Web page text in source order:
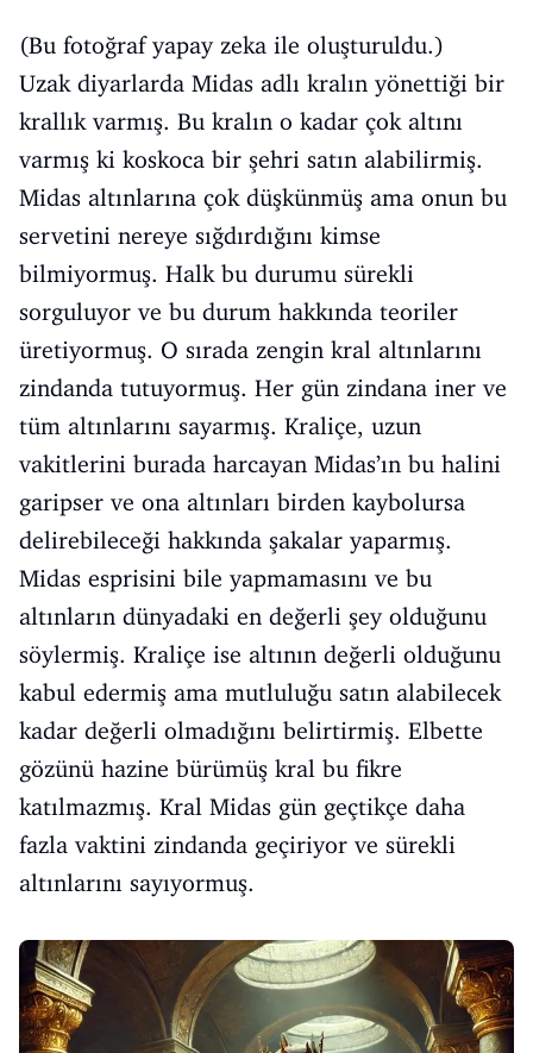
(Bu fotoğraf yapay zeka ile oluşturuldu.)
Uzak diyarlarda Midas adlı kralın yönettiği bir
krallık varmış. Bu kralın o kadar çok altını
varmış ki koskoca bir şehri satın alabilirmiş.
Midas altınlarına çok düşkünmüş ama onun bu
servetini nereye sığdırdığını kimse
bilmiyormuş. Halk bu durumu sürekli
sorguluyor ve bu durum hakkında teoriler
üretiyormuş. O sırada zengin kral altınlarını
zindanda tutuyormuş. Her gün zindana iner ve
tüm altınlarını sayarmış. Kraliçe, uzun
vakitlerini burada harcayan Midas’ın bu halini
garipser ve ona altınları birden kaybolursa
delirebileceği hakkında şakalar yaparmış.
Midas esprisini bile yapmamasını ve bu
altınların dünyadaki en değerli şey olduğunu
söylermiş. Kraliçe ise altının değerli olduğunu
kabul edermiş ama mutluluğu satın alabilecek
kadar değerli olmadığını belirtirmiş. Elbette
gözünü hazine bürümüş kral bu fikre
katılmazmış. Kral Midas gün geçtikçe daha
fazla vaktini zindanda geçiriyor ve sürekli
altınlarını sayıyormuş.